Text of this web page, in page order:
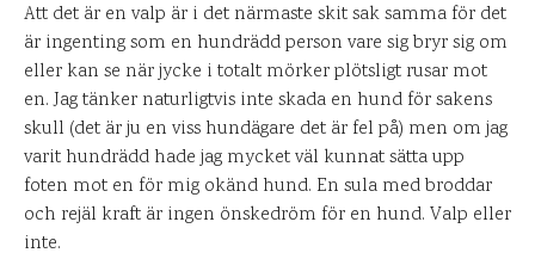
Att det är en valp är i det närmaste skit sak samma för det
är ingenting som en hundrädd person vare sig bryr sig om
eller kan se när jycke i totalt mörker plötsligt rusar mot
en. Jag tänker naturligtvis inte skada en hund för sakens
skull (det är ju en viss hundägare det är fel på) men om jag
varit hundrädd hade jag mycket väl kunnat sätta upp
foten mot en för mig okänd hund. En sula med broddar
och rejäl kraft är ingen önskedröm för en hund. Valp eller
inte.